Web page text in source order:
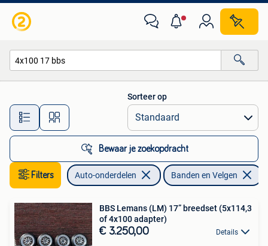
Alle afstanden…
Sorteer op
Bewaar je zoekopdracht
Filters Auto-onderdelen Banden en Velgen
BBS Lemans (LM) 17” breedset (5x114,3
of 4x100 adapter)
€ 3.250,00 Details